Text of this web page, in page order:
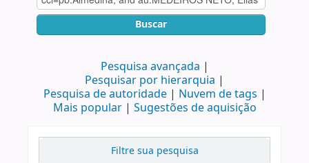
Buscar
Pesquisa avançada
Pesquisar por hierarquia
Pesquisa de autoridade
Nuvem de tags
Mais popular
Sugestões de aquisição
Filtre sua pesquisa